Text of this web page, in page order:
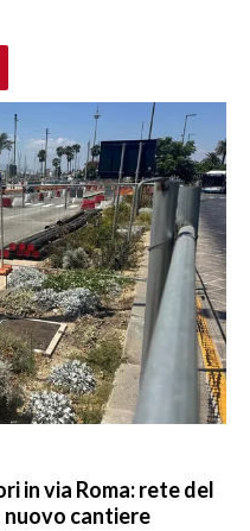
in via Roma: rete del
nuovo cantiere